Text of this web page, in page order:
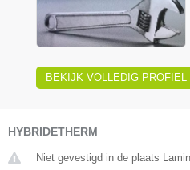
BEKIJK VOLLEDIG PROFIEL
HYBRIDETHERM
Niet gevestigd in de plaats